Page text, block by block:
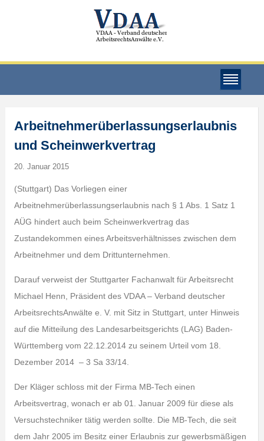
Arbeitnehmerüberlassungserlaubnis
und Scheinwerkvertrag
20. Januar 2015
(Stuttgart) Das Vorliegen einer
Arbeitnehmerüberlassungserlaubnis nach § 1 Abs. 1 Satz 1
AÜG hindert auch beim Scheinwerkvertrag das
Zustandekommen eines Arbeitsverhältnisses zwischen dem
Arbeitnehmer und dem Drittunternehmen.
Darauf verweist der Stuttgarter Fachanwalt für Arbeitsrecht
Michael Henn, Präsident des VDAA – Verband deutscher
ArbeitsrechtsAnwälte e. V. mit Sitz in Stuttgart, unter Hinweis
auf die Mitteilung des Landesarbeitsgerichts (LAG) Baden-
Württemberg vom 22.12.2014 zu seinem Urteil vom 18.
Dezember 2014 – 3 Sa 33/14.
Der Kläger schloss mit der Firma MB-Tech einen
Arbeitsvertrag, wonach er ab 01. Januar 2009 für diese als
Versuchstechniker tätig werden sollte. Die MB-Tech, die seit
dem Jahr 2005 im Besitz einer Erlaubnis zur gewerbsmäßigen